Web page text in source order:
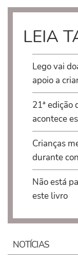
LEIA
Lego vai
apoio a
21ª edição
acontece
Crianças
durante
Não está
este livro
NOTÍCIAS